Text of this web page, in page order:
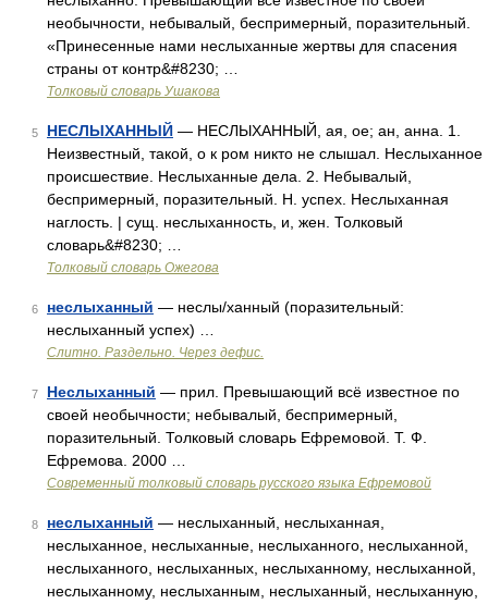
необычности, небывалый, беспримерный, поразительный.
«Принесенные нами неслыханные жертвы для спасения
страны от контр&#8230; …
Толковый словарь Ушакова
5 НЕСЛЫХАННЫЙ — НЕСЛЫХАННЫЙ, ая, ое; ан, анна. 1.
Неизвестный, такой, о к ром никто не слышал. Неслыханное
происшествие. Неслыханные дела. 2. Небывалый,
беспримерный, поразительный. Н. успех. Неслыханная
наглость. | сущ. неслыханность, и, жен. Толковый
словарь&#8230; …
Толковый словарь Ожегова
6 неслыханный — неслы/ханный (поразительный:
неслыханный успех) …
Слитно. Раздельно. Через дефис.
7 Неслыханный — прил. Превышающий всё известное по
своей необычности; небывалый, беспримерный,
поразительный. Толковый словарь Ефремовой. Т. Ф.
Ефремова. 2000 …
Современный толковый словарь русского языка Ефремовой
8 неслыханный — неслыханный, неслыханная,
неслыханное, неслыханные, неслыханного, неслыханной,
неслыханного, неслыханных, неслыханному, неслыханной,
неслыханному, неслыханным, неслыханный, неслыханную,